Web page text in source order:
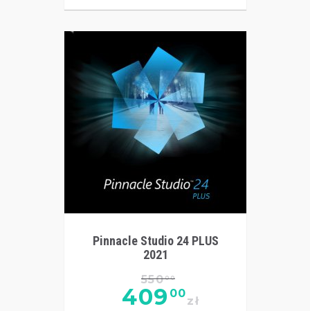
Pinnacle Studio 24 PLUS
2021
55000
409 00
zł